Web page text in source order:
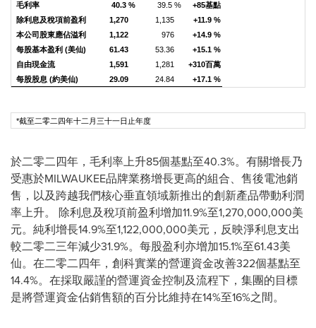
毛利率
40.3 % 39.5 % +85基點
除利息及稅項前盈利
1,270 1,135
+11.9 %
本公司股東應佔溢利
1,122 976
+14.9 %
每股基本盈利 (美仙) 61.43 53.36
+15.1 %
自由現金流
1,591 1,281 +310百萬
每股股息 (約美仙) 29.09 24.84 +17.1 %
*截至二零二四年十二月三十一日止年度
於二零二四年，毛利率上升85個基點至40.3%。有關增長乃
受惠於MILWAUKEE品牌業務增長更高的組合、售後電池銷
售，以及跨越我們核心垂直領域新推出的創新產品帶動利潤
率上升。 除利息及稅項前盈利增加11.9%至1,270,000,000美
元。純利增長14.9%至1,122,000,000美元，反映淨利息支出
較二零二三年減少31.9%。每股盈利亦增加15.1%至61.43美
仙。在二零二四年，創科實業的營運資金改善322個基點至
14.4%。在採取嚴謹的營運資金控制及流程下，集團的目標
是將營運資金佔銷售額的百分比維持在14%至16%之間。